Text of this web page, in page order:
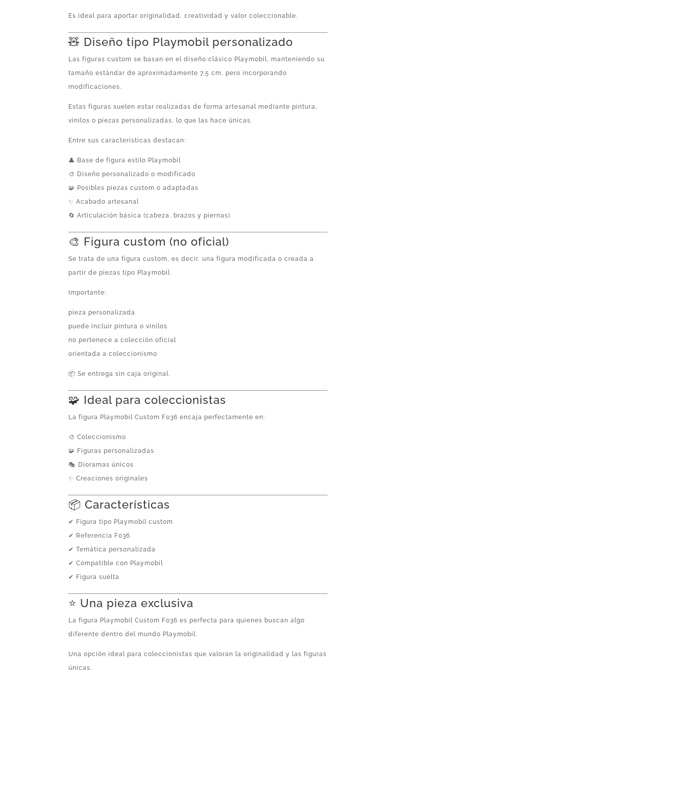
Es ideal para aportar originalidad, creatividad y valor coleccionable.
🧸 Diseño tipo Playmobil personalizado
Las figuras custom se basan en el diseño clásico Playmobil, manteniendo su
tamaño estándar de aproximadamente 7,5 cm, pero incorporando
modificaciones.
Estas figuras suelen estar realizadas de forma artesanal mediante pintura,
vinilos o piezas personalizadas, lo que las hace únicas.
Entre sus características destacan:
👤 Base de figura estilo Playmobil
🎨 Diseño personalizado o modificado
🧩 Posibles piezas custom o adaptadas
✨ Acabado artesanal
🔄 Articulación básica (cabeza, brazos y piernas)
🎨 Figura custom (no oficial)
Se trata de una figura custom, es decir, una figura modificada o creada a
partir de piezas tipo Playmobil.
Importante:
pieza personalizada
puede incluir pintura o vinilos
no pertenece a colección oficial
orientada a coleccionismo
📦 Se entrega sin caja original.
🧩 Ideal para coleccionistas
La figura Playmobil Custom F036 encaja perfectamente en:
🎨 Coleccionismo
🧩 Figuras personalizadas
🎭 Dioramas únicos
✨ Creaciones originales
📦 Características
✔ Figura tipo Playmobil custom
✔ Referencia F036
✔ Temática personalizada
✔ Compatible con Playmobil
✔ Figura suelta
⭐ Una pieza exclusiva
La figura Playmobil Custom F036 es perfecta para quienes buscan algo
diferente dentro del mundo Playmobil.
Una opción ideal para coleccionistas que valoran la originalidad y las figuras
únicas.